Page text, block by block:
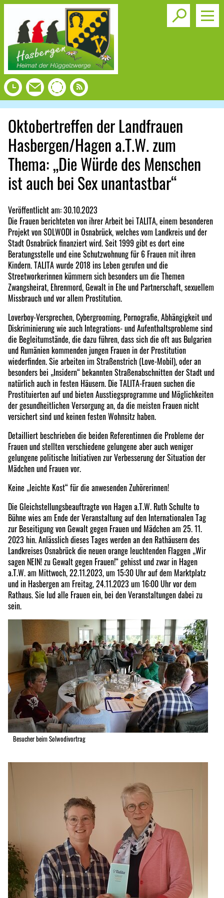
Toggle
Oktobertreffen der Landfrauen
Hasbergen/Hagen a.T.W. zum
Thema: „Die Würde des Menschen
ist auch bei Sex unantastbar“
Veröffentlicht am:30.10.2023
Die Frauen berichteten von ihrer Arbeit bei TALITA, einem besonderen
Projekt von SOLWODI in Osnabrück, welches vom Landkreis und der
Stadt Osnabrück finanziert wird. Seit 1999 gibt es dort eine
Beratungsstelle und eine Schutzwohnung für 6 Frauen mit ihren
Kindern. TALITA wurde 2018 ins Leben gerufen und die
Streetworkerinnen kümmern sich besonders um die Themen
Zwangsheirat, Ehrenmord, Gewalt in Ehe und Partnerschaft, sexuellem
Missbrauch und vor allem Prostitution.
Loverboy-Versprechen, Cybergrooming, Pornografie, Abhängigkeit und
Diskriminierung wie auch Integrations- und Aufenthaltsprobleme sind
die Begleitumstände, die dazu führen, dass sich die oft aus Bulgarien
und Rumänien kommenden jungen Frauen in der Prostitution
wiederfinden. Sie arbeiten im Straßenstrich (Love-Mobil), oder an
besonders bei „Insidern“ bekannten Straßenabschnitten der Stadt und
natürlich auch in festen Häusern. Die TALITA-Frauen suchen die
Prostituierten auf und bieten Ausstiegsprogramme und Möglichkeiten
der gesundheitlichen Versorgung an, da die meisten Frauen nicht
versichert sind und keinen festen Wohnsitz haben.
Detailliert beschrieben die beiden Referentinnen die Probleme der
Frauen und stellten verschiedene gelungene aber auch weniger
gelungene politische Initiativen zur Verbesserung der Situation der
Mädchen und Frauen vor.
Keine „leichte Kost“ für die anwesenden Zuhörerinnen!
Die Gleichstellungsbeauftragte von Hagen a.T.W. Ruth Schulte to
Bühne wies am Ende der Veranstaltung auf den Internationalen Tag
zur Beseitigung von Gewalt gegen Frauen und Mädchen am 25. 11.
2023 hin. Anlässlich dieses Tages werden an den Rathäusern des
Landkreises Osnabrück die neuen orange leuchtenden Flaggen „Wir
sagen NEIN! zu Gewalt gegen Frauen!“ gehisst und zwar in Hagen
a.T.W. am Mittwoch, 22.11.2023, um 15:30 Uhr auf dem Marktplatz
und in Hasbergen am Freitag, 24.11.2023 um 16:00 Uhr vor dem
Rathaus. Sie lud alle Frauen ein, bei den Veranstaltungen dabei zu
sein.
Besucher beim Solwodivortrag